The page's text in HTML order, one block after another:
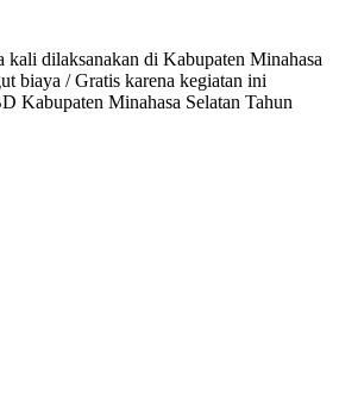
kali dilaksanakan di Kabupaten Minahasa
biaya / Gratis karena kegiatan ini
Kabupaten Minahasa Selatan Tahun